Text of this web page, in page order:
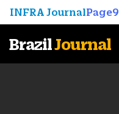
INFRA JournalPage9
BrazilJournal